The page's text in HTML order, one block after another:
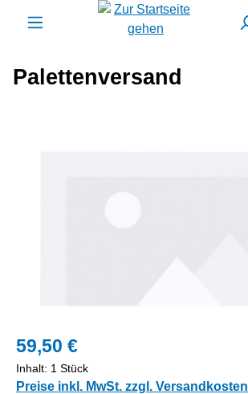
springen
Palettenversand
59,50 €
Inhalt: 1 Stück
Preise inkl. MwSt. zzgl. Versandkosten